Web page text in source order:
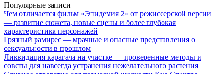
Популярные записи
Чем отличается фильм «Эпидемия 2» от режиссерской версии
— развитие сюжета, новые сцены и более глубокая
характеристика персонажей
Грязный рамирес — мрачные и опасные представления о
сексуальности в прошлом
Ликвидация карагача на участке — проверенные методы и
советы для навсегда устранения нежелательного растения